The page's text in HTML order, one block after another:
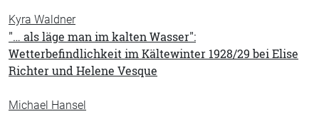
Kyra Waldner
"… als läge man im kalten Wasser":
Wetterbefindlichkeit im Kältewinter 1928/29 bei Elise
Richter und Helene Vesque
Michael Hansel